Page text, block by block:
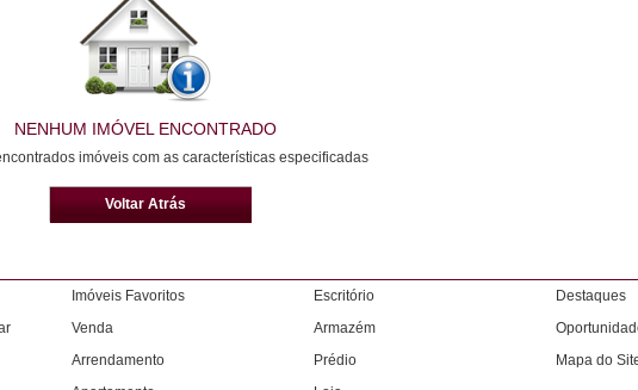
NENHUM IMÓVEL ENCONTRADO
imóveis com as características especificadas
Voltar Atrás
Imóveis Favoritos
Venda
Arrendamento
Escritório
Armazém
Prédio
Destaques
Mapa do